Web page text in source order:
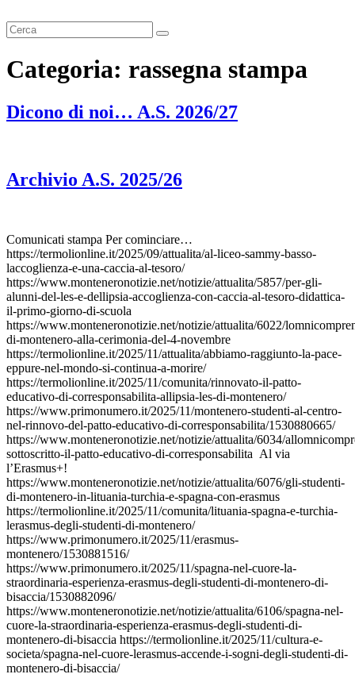
Categoria: rassegna stampa
Dicono di noi… A.S. 2026/27
Archivio A.S. 2025/26
Comunicati stampa Per cominciare…
https://termolionline.it/2025/09/attualita/al-liceo-sammy-basso-
laccoglienza-e-una-caccia-al-tesoro/
https://www.monteneronotizie.net/notizie/attualita/5857/per-gli-
alunni-del-les-e-dellipsia-accoglienza-con-caccia-al-tesoro-didattica-
il-primo-giorno-di-scuola
https://www.monteneronotizie.net/notizie/attualita/6022/
di-montenero-alla-cerimonia-del-4-novembre
https://termolionline.it/2025/11/attualita/abbiamo-raggiunto-la-pace-
eppure-nel-mondo-si-continua-a-morire/
https://termolionline.it/2025/11/comunita/rinnovato-il-patto-
educativo-di-corresponsabilita-allipsia-les-di-montenero/
https://www.primonumero.it/2025/11/montenero-studenti-al-centro-
nel-rinnovo-del-patto-educativo-di-corresponsabilita/1530880665/
https://www.monteneronotizie.net/notizie/attualita/6034/
sottoscritto-il-patto-educativo-di-corresponsabilita Al via
l’Erasmus+!
https://www.monteneronotizie.net/notizie/attualita/6076/gli-studenti-
di-montenero-in-lituania-turchia-e-spagna-con-erasmus
https://termolionline.it/2025/11/comunita/lituania-spagna-e-turchia-
lerasmus-degli-studenti-di-montenero/
https://www.primonumero.it/2025/11/erasmus-
montenero/1530881516/
https://www.primonumero.it/2025/11/spagna-nel-cuore-la-
straordinaria-esperienza-erasmus-degli-studenti-di-montenero-di-
bisaccia/1530882096/
https://www.monteneronotizie.net/notizie/attualita/6106/spagna-nel-
cuore-la-straordinaria-esperienza-erasmus-degli-studenti-di-
montenero-di-bisaccia https://termolionline.it/2025/11/cultura-e-
societa/spagna-nel-cuore-lerasmus-accende-i-sogni-degli-studenti-di-
montenero-di-bisaccia/